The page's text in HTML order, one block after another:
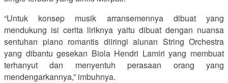
“Untuk konsep musik arransemennya dibuat yang
mendukung isi cerita liriknya yaitu dibuat dengan nuansa
sentuhan piano romantis diiringi alunan String Orchestra
yang dibantu gesekan Biola Hendri Lamiri yang membuat
terhanyut dan menyentuh perasaan orang yang
mendengarkannya,” imbuhnya.